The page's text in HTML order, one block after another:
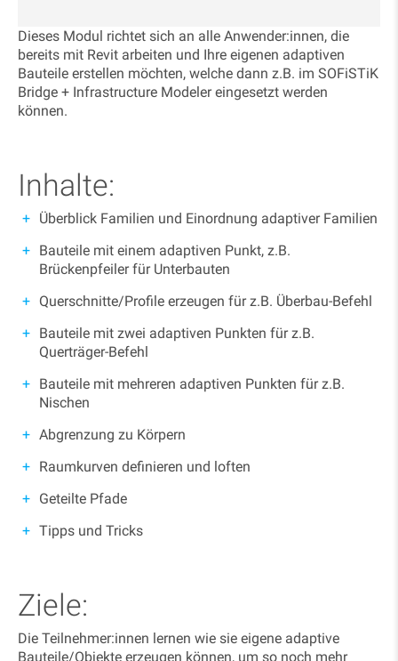
Dieses Modul richtet sich an alle Anwender:innen, die
bereits mit Revit arbeiten und Ihre eigenen adaptiven
Bauteile erstellen möchten, welche dann z.B. im SOFiSTiK
Bridge + Infrastructure Modeler eingesetzt werden
können.
Inhalte:
Überblick Familien und Einordnung adaptiver Familien
Bauteile mit einem adaptiven Punkt, z.B.
Brückenpfeiler für Unterbauten
Querschnitte/Profile erzeugen für z.B. Überbau-Befehl
Bauteile mit zwei adaptiven Punkten für z.B.
Querträger-Befehl
Bauteile mit mehreren adaptiven Punkten für z.B.
Nischen
Abgrenzung zu Körpern
Raumkurven definieren und loften
Geteilte Pfade
Tipps und Tricks
Ziele:
Die Teilnehmer:innen lernen wie sie eigene adaptive
Bauteile/Objekte erzeugen können, um so noch mehr